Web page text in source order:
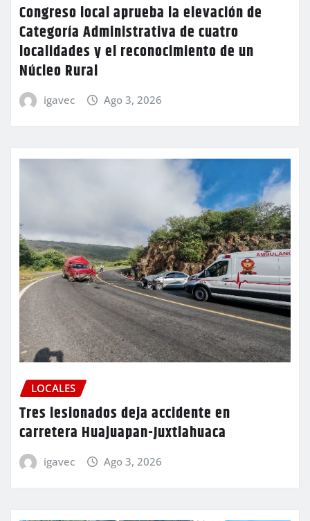
Congreso local aprueba la elevación de
Categoría Administrativa de cuatro
localidades y el reconocimiento de un
Núcleo Rural
igavec Ago 3, 2026
LOCALES
Tres lesionados deja accidente en
carretera Huajuapan-Juxtlahuaca
igavec Ago 3, 2026